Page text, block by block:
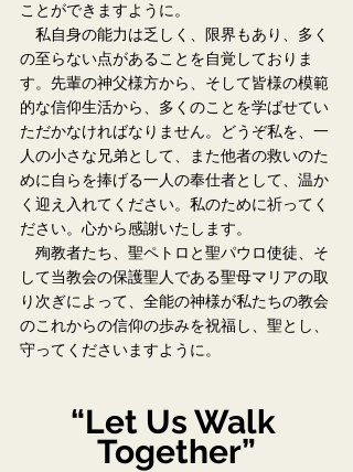
ことができますように。
私自身の能力は乏しく、限界もあり、多く
の至らない点があることを自覚しておりま
す。先輩の神父様方から、そして皆様の模範
的な信仰生活から、多くのことを学ばせてい
ただかなければなりません。どうぞ私を、一
人の小さな兄弟として、また他者の救いのた
めに自らを捧げる一人の奉仕者として、温か
く迎え入れてください。私のために祈ってく
ださい。心から感謝いたします。
殉教者たち、聖ペトロと聖パウロ使徒、そ
して当教会の保護聖人である聖母マリアの取
り次ぎによって、全能の神様が私たちの教会
のこれからの信仰の歩みを祝福し、聖とし、
守ってくださいますように。
“Let Us Walk
Together”